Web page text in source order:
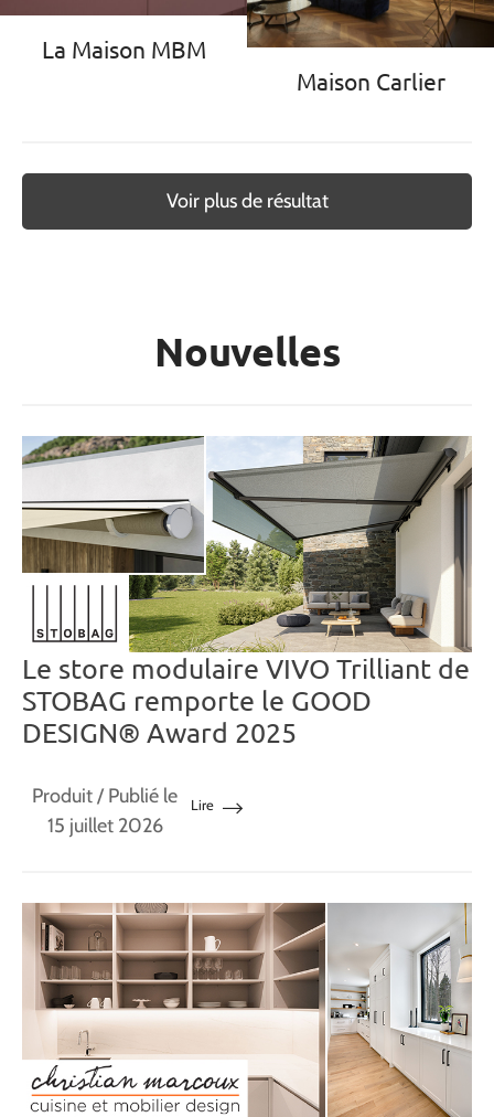
La Maison MBM
Maison Carlier
Voir plus de résultat
Nouvelles
Le store modulaire VIVO Trilliant de
STOBAG remporte le GOOD
DESIGN® Award 2025
Produit/ Publié le
15 juillet 2026
Lire